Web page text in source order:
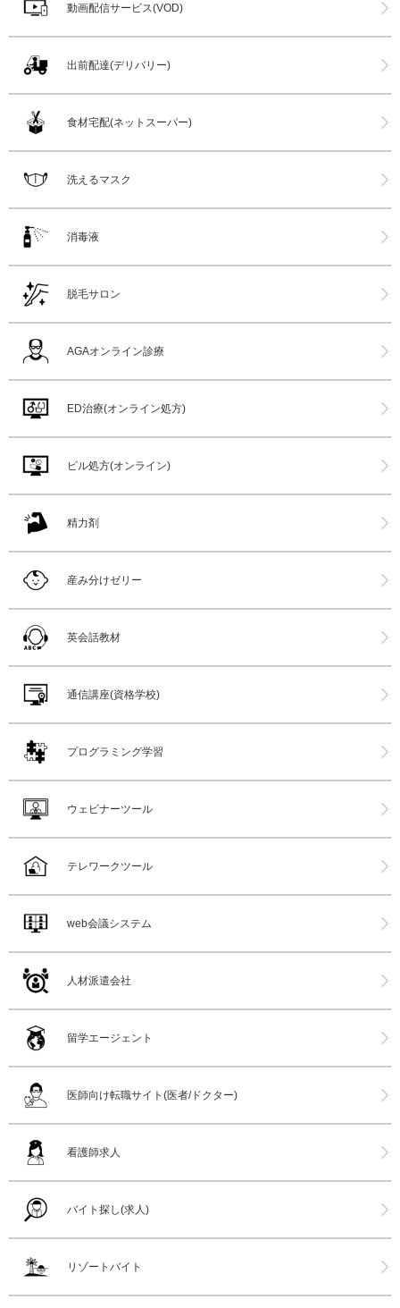
動画配信サービス(VOD)
出前配達(デリバリー)
食材宅配(ネットスーパー)
洗えるマスク
消毒液
脱毛サロン
AGAオンライン診療
ED治療(オンライン処方)
ピル処方(オンライン)
精力剤
産み分けゼリー
英会話教材
通信講座(資格学校)
プログラミング学習
ウェビナーツール
テレワークツール
web会議システム
人材派遣会社
留学エージェント
医師向け転職サイト(医者/ドクター)
看護師求人
バイト探し(求人)
リゾートバイト